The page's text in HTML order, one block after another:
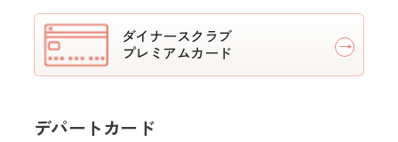
ダイナースクラブ
プレミアムカード
デパートカード